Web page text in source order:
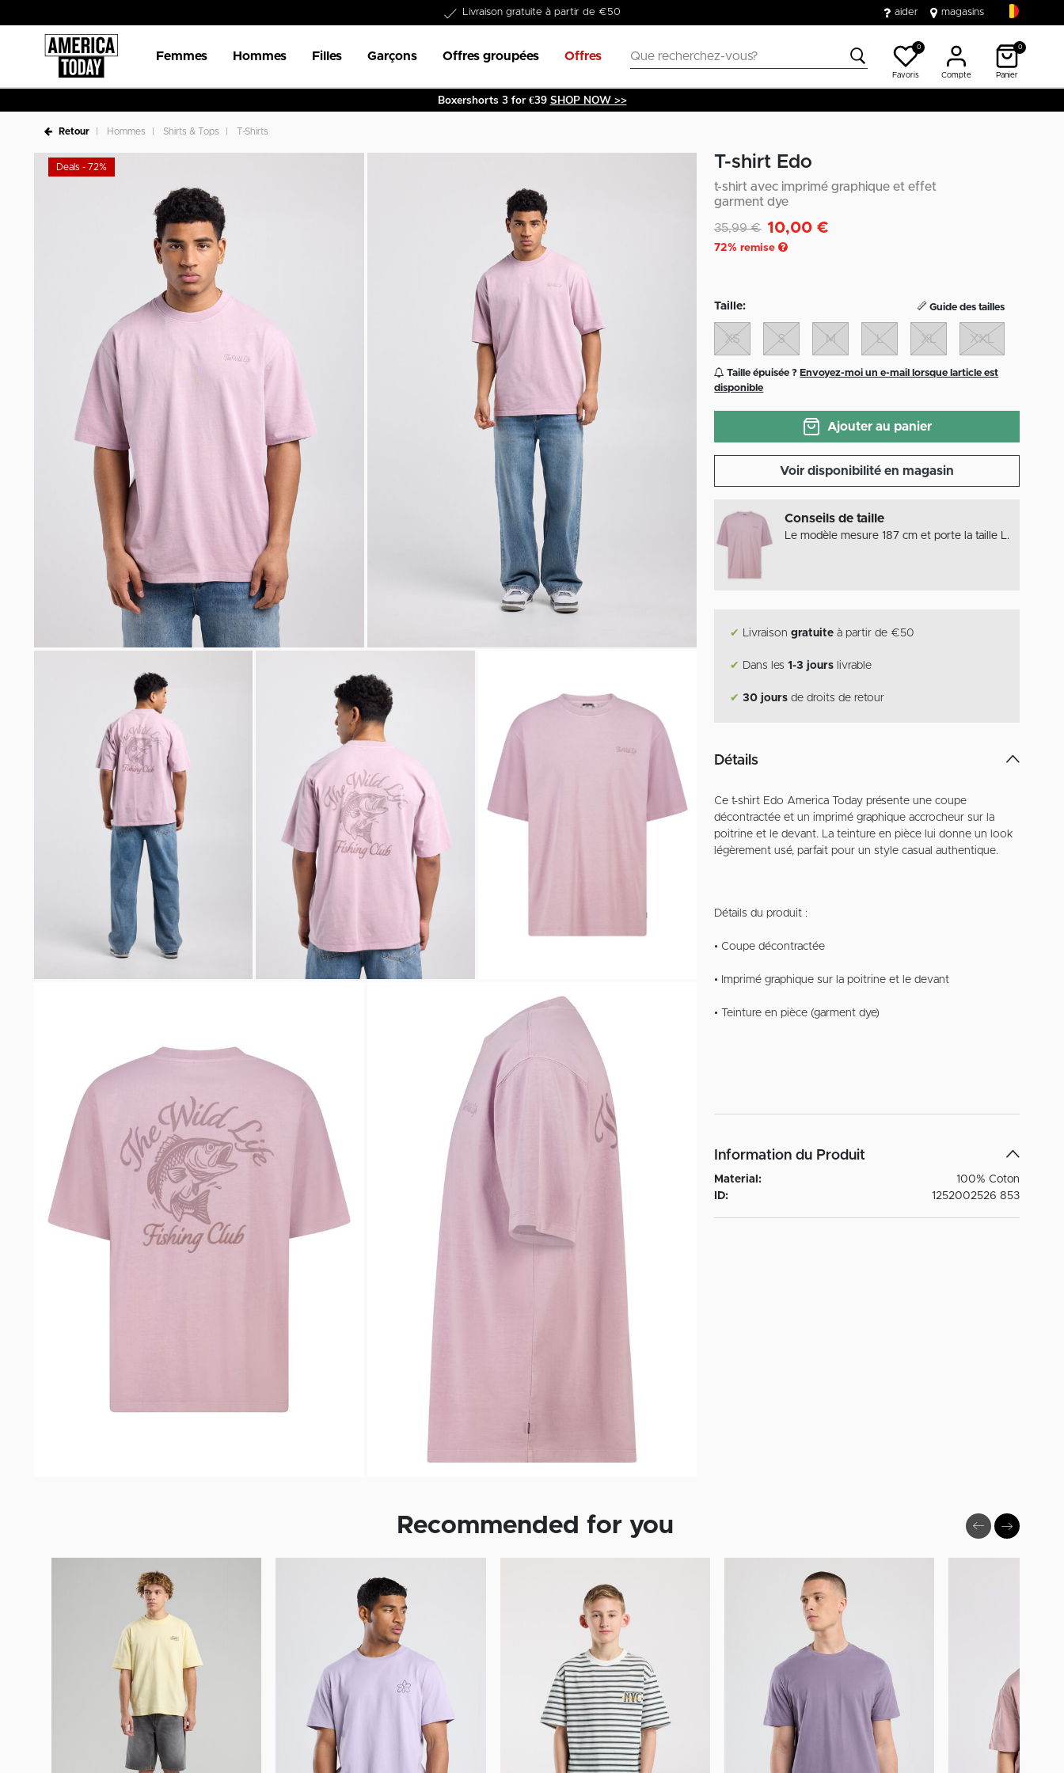
Dans les 1-3 jours livrable aider magasins
Femmes Hommes Filles Garçons Offres groupées Offres
0
Favoris Compte
0
Panier
Boxershorts 3 for €39 SHOP NOW >>
Retour Hommes Shirts & Tops T-Shirts
Deals - 72% T-shirt Edo
t-shirt avec imprimé graphique et effet
garment dye
Remise de
35,99 €à 10,00 €
72% remise
Taille: Guide des tailles
XS S M L XL XXL
Taille épuisée ? Envoyez-moi un e-mail lorsque larticle est
disponible
Ajouter au panier
Voir disponibilité en magasin
Conseils de taille
Le modèle mesure 187 cm et porte la taille L.
✔ Livraisongratuite à partir de €50
✔ Dans les1-3 jours livrable
✔ 30 jours de droits de retour
Détails
Ce t-shirt Edo America Today présente une coupe
décontractée et un imprimé graphique accrocheur sur la
poitrine et le devant. La teinture en pièce lui donne un look
légèrement usé, parfait pour un style casual authentique.
Détails du produit :
• Coupe décontractée
• Imprimé graphique sur la poitrine et le devant
• Teinture en pièce (garment dye)
Information du Produit
Material:
100% Coton
ID:
1252002526 853
Recommended for you